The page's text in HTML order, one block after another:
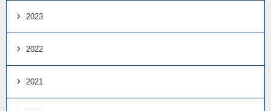
2023
2022
2021